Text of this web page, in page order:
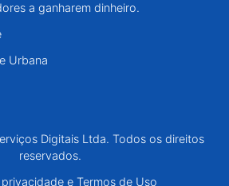
a ganharem dinheiro.
Urbana
Digitais Ltda. Todos os direitos
reservados.
e Termos de Uso